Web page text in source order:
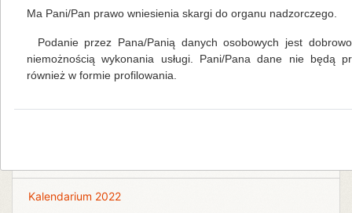
Biblioteka Centralna
Kalendarium 2018
Kalendarium 2022
Ma Pani/Pan prawo wniesienia skargi do organu nadzorczego.
Podanie przez Pana/Panią danych osobowych jest
niemożnością wykonania usługi. Pani/Pana dane nie będą
również w formie profilowania.